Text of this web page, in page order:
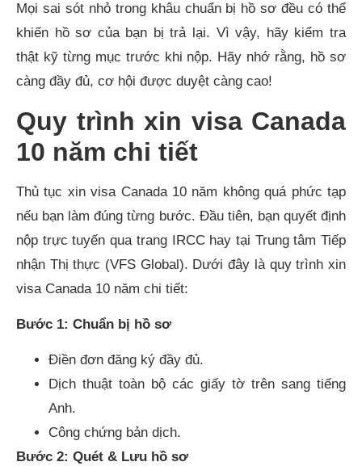
Mọi sai sót nhỏ trong khâu chuẩn bị hồ sơ đều có thể
khiến hồ sơ của bạn bị trả lại. Vì vậy, hãy kiểm tra
thật kỹ từng mục trước khi nộp. Hãy nhớ rằng, hồ sơ
càng đầy đủ, cơ hội được duyệt càng cao!
Quy trình xin visa Canada
10 năm chi tiết
Thủ tục xin visa Canada 10 năm không quá phức tạp
nếu bạn làm đúng từng bước. Đầu tiên, bạn quyết định
nộp trực tuyến qua trang IRCC hay tại Trung tâm Tiếp
nhận Thị thực (VFS Global). Dưới đây là quy trình xin
visa Canada 10 năm chi tiết:
Bước 1: Chuẩn bị hồ sơ
Điền đơn đăng ký đầy đủ.
Dịch thuật toàn bộ các giấy tờ trên sang tiếng
Anh.
Công chứng bản dịch.
Bước 2: Quét & Lưu hồ sơ